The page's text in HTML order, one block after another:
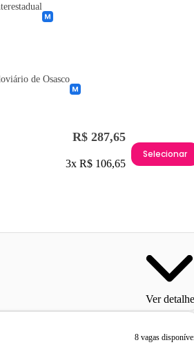
de Osasco
R$ 287,65
3x R$ 106,65
Selecionar
Ver
8 vagas